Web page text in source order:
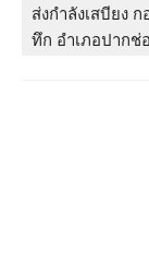
ส่งกําลังเสบียง
ทึก อําเภอปากช่